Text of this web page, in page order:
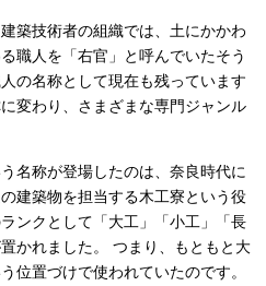
築技術者の組織では、土にかかわ
職人を「右官」と呼んでいたそう
の名称として現在も残っています
変わり、さまざまな専門ジャンル
名称が登場したのは、奈良時代に
建築物を担当する木工寮という役
ンクとして「大工」「小工」「長
かれました。 つまり、もともと大
位置づけで使われていたのです。